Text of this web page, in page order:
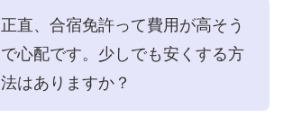
正直、合宿免許って費用が高そう
で心配です。少しでも安くする方
法はありますか？